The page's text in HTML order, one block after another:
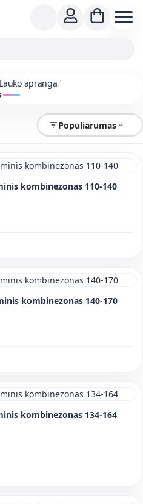
Lauko apranga/
Populiarumas
kombinezonas 110-140
kombinezonas 140-170
kombinezonas 134-164